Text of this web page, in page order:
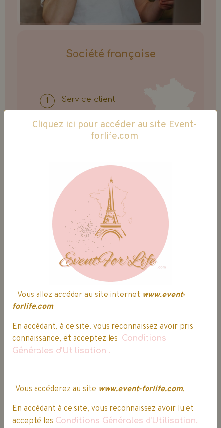
Société française
Service client
Siège social
situés dans le nord de la France.
Expédition, Livraison & Retour
ExpéditionUltra rapide :
commande expédiée sous 24h
Frais de port offert dès 60.00€
d'achat(s)*
Cliquez ici pour accéder au site Event-
forlife.com
Vous allez accéder au site internet www.event-
forlife.com
En accédant, à ce site, vous reconnaissez avoir pris
connaissance, et acceptez les Conditions
Générales d'Utilisation .
Vous accéderez au site www.event-forlife.com.
En accédant à ce site, vous reconnaissez avoir lu et
accepté les Conditions Générales d'Utilisation.